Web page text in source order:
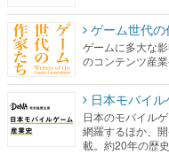
ゲーム世代の
ゲームに多大な
のコンテンツ産
日本モバイ
日本のモバイル
網羅するほか、
載。約20年の歴